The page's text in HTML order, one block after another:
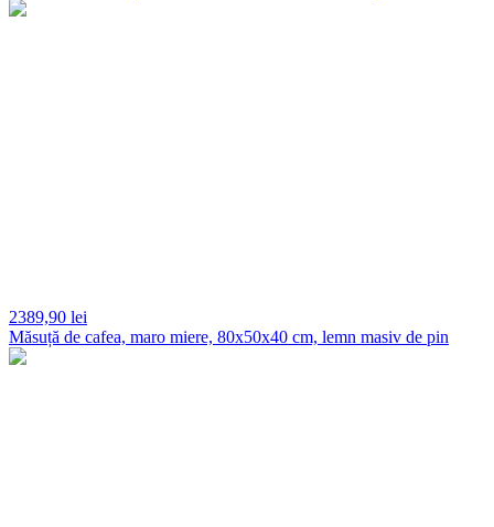
2389,90 lei
Măsuță de cafea, maro miere, 80x50x40 cm, lemn masiv de pin